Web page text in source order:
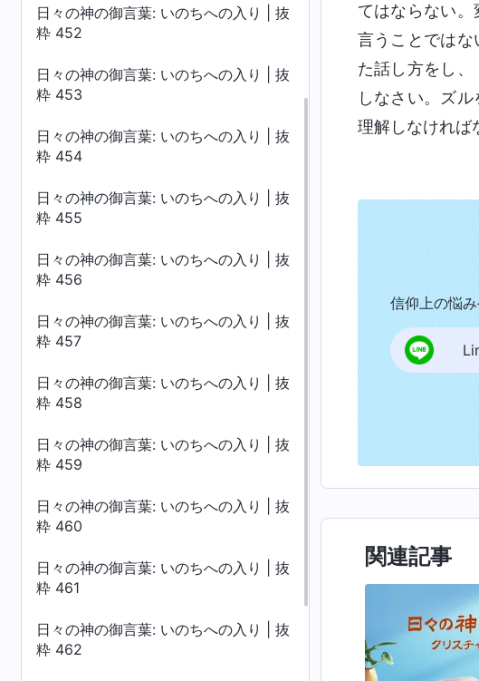
日々の神の御言葉: いのちへの入り | 抜
粋 452
日々の神の御言葉: いのちへの入り | 抜
粋 453
日々の神の御言葉: いのちへの入り | 抜
粋 454
日々の神の御言葉: いのちへの入り | 抜
粋 455
日々の神の御言葉: いのちへの入り | 抜
粋 456
日々の神の御言葉: いのちへの入り | 抜
粋 457
日々の神の御言葉: いのちへの入り | 抜
粋 458
日々の神の御言葉: いのちへの入り | 抜
粋 459
日々の神の御言葉: いのちへの入り | 抜
粋 460
日々の神の御言葉: いのちへの入り | 抜
粋 461
日々の神の御言葉: いのちへの入り | 抜
粋 462
てはならない
言うことでは
た話し方をし
しなさい。ズ
理解しなければ
信仰上の悩
関連記事